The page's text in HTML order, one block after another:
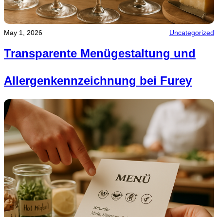
May 1, 2026 Uncategorized
Transparente Menügestaltung und
Allergenkennzeichnung bei Furey